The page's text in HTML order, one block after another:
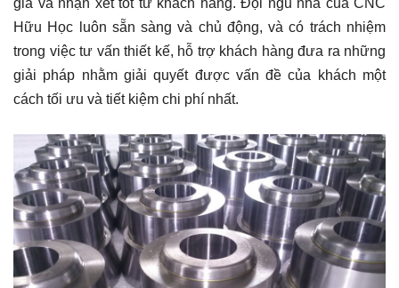
Hữu Học luôn sẵn sàng và chủ động, và có trách nhiệm
trong việc tư vấn thiết kế, hỗ trợ khách hàng đưa ra những
giải pháp nhằm giải quyết được vấn đề của khách một
cách tối ưu và tiết kiệm chi phí nhất.